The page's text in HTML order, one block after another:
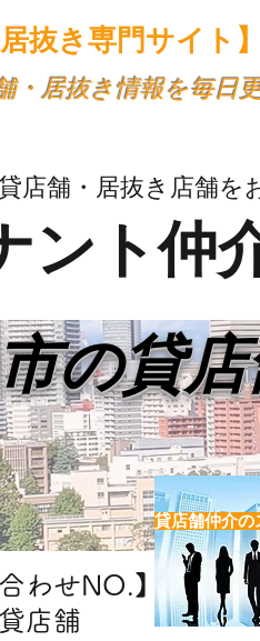
抜き専門サイト
・居抜き情報を毎日
店舗・居抜き店舗を
ント仲
合わせNO.】H7497
店舗
の貸
貸店舗仲介の